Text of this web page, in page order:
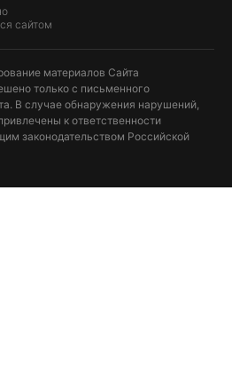
сайтом
материалов Сайта
только с письменного
В случае обнаружения нарушений,
к ответственности
законодательством Российской